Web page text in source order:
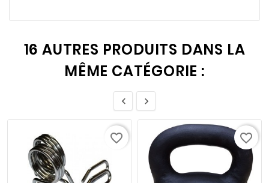
16 AUTRES PRODUITS DANS LA
MÊME CATÉGORIE :
 
favorite_border favorite_border